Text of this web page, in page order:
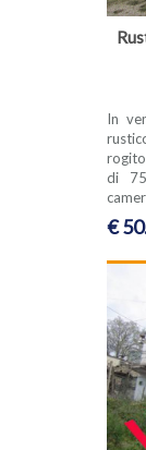
In
di
€